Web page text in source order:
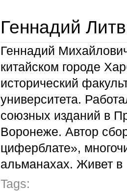
Геннадий
Геннадий
китайском городе
исторический
университета.
союзных изданий в
Воронеже. Автор
циферблате»,
альманахах. Живет
Tags: